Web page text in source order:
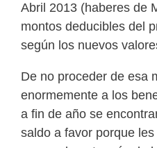
Abril 2013 (haberes de
montos deducibles del
según los nuevos
De no proceder de esa
enormemente a los
a fin de año se
saldo a favor porque